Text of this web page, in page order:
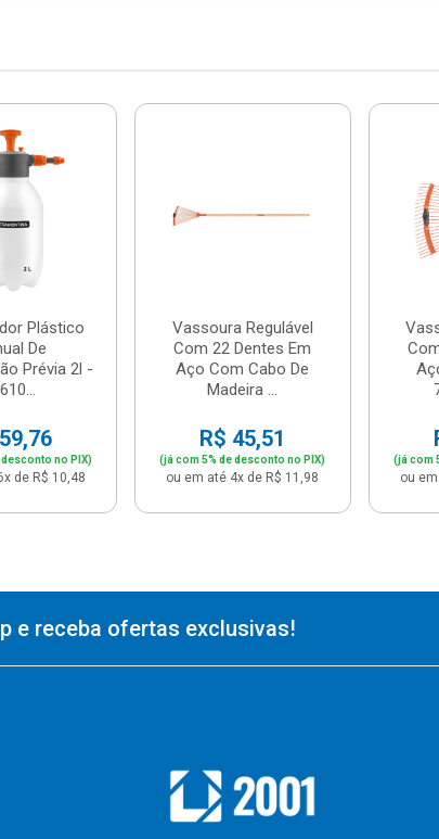
Plástico
De
Prévia 2l -
no PIX)
de R$ 10,48
Vassoura Regulável
Com 22 Dentes Em
Aço Com Cabo De
Madeira ...
R$ 45,51
(já com 5% de desconto no PIX)
ou em até 4x de R$ 11,98
(já com
ou
e receba ofertas exclusivas!